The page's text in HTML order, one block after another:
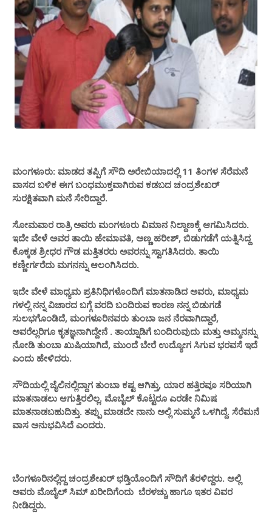
ಮಂಗಳೂರು: ಮಾಡದ ತಪ್ಪಿಗೆ ಸೌದಿ ಅರೇಬಿಯಾದಲ್ಲಿ 11 ತಿಂಗಳ ಸೆರೆಮನೆ
ವಾಸದ ಬಳಿಕ ಈಗ ಬಂಧಮುಕ್ತವಾಗಿರುವ ಕಡಬದ ಚಂದ್ರಶೇಖರ್
ಸುರಕ್ಷಿತವಾಗಿ ಮನೆ ಸೇರಿದ್ದಾರೆ.
ಸೋಮವಾರ ರಾತ್ರಿ ಅವರು ಮಂಗಳೂರು ವಿಮಾನ ನಿಲ್ದಾಣಕ್ಕೆ ಆಗಮಿಸಿದರು.
ಇದೇ ವೇಳೆ ಅವರ ತಾಯಿ ಹೇಮಾವತಿ, ಅಣ್ಣ ಹರೀಶ್, ಬಿಡುಗಡೆಗೆ ಯತ್ನಿಸಿದ್ದ
ಕೊಕ್ಕಡ ಶ್ರೀಧರ ಗೌಡ ಮತ್ತಿತರರು ಅವರನ್ನು ಸ್ವಾಗತಿಸಿದರು. ತಾಯಿ
ಕಣ್ಣೀರ್ಗರೆದು ಮಗನನ್ನು ಆಲಂಗಿಸಿದರು.
ಇದೇ ವೇಳೆ ಮಾಧ್ಯಮ ಪ್ರತಿನಿಧಿಗಳೊಂದಿಗೆ ಮಾತನಾಡಿದ ಅವರು, ಮಾಧ್ಯಮ
ಗಳಲ್ಲಿ ನನ್ನ ವಿಚಾರದ ಬಗ್ಗೆ ವರದಿ ಬಂದಿರುವ ಕಾರಣ ನನ್ನ ಬಿಡುಗಡೆ
ಸುಲಭಗೊಂಡಿದೆ, ಮಂಗಳೂರಿನವರು ತುಂಬಾ ಜನ ನೆರವಾಗಿದ್ದಾರೆ,
ಅವರೆಲ್ಲರಿಗೂ ಕೃತಜ್ಞನಾಗಿದ್ದೇನೆ . ತಾಯ್ನಾಡಿಗೆ ಬಂದಿರುವುದು ಮತ್ತು ಅಮ್ಮನನ್ನು
ನೋಡಿ ತುಂಬಾ ಖುಷಿಯಾಗಿದೆ, ಮುಂದೆ ಬೇರೆ ಉದ್ಯೋಗ ಸಿಗುವ ಭರವಸೆ ಇದೆ
ಎಂದು ಹೇಳಿದರು.
ಸೌದಿಯಲ್ಲಿ ಜೈಲಿನಲ್ಲಿದ್ದಾಗ ತುಂಬಾ ಕಷ್ಟ ಆಗಿತ್ತು, ಯಾರ ಹತ್ತಿರವೂ ಸರಿಯಾಗಿ
ಮಾತನಾಡಲು ಆಗುತ್ತಿರಲಿಲ್ಲ. ಮೊಬೈಲ್ ಕೊಟ್ಟರೂ ಎರಡೇ ನಿಮಿಷ
ಮಾತನಾಡಬಹುದಿತ್ತು. ತಪ್ಪು ಮಾಡದೇ ನಾನು ಅಲ್ಲಿ ಸುಮ್ಮನೆ ಒಳಗಿದ್ದೆ. ಸೆರೆಮನೆ
ವಾಸ ಅನುಭವಿಸಿದೆ ಎಂದರು.
ಬೆಂಗಳೂರಿನಲ್ಲಿದ್ದ ಚಂದ್ರಶೇಖರ್ ಭಡ್ತಿಯೊಂದಿಗೆ ಸೌದಿಗೆ ತೆರಳಿದ್ದರು. ಅಲ್ಲಿ
ಅವರು ಮೊಬೈಲ್ ಸಿಮ್ ಖರೀದಿಗೆಂದು ಬೆರಳಚ್ಚು ಹಾಗೂ ಇತರ ವಿವರ
ನೀಡಿದ್ದರು.